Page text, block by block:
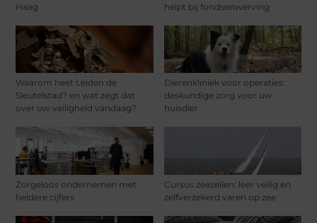
Haag
helpt bij fondsenwerving
Waarom heet Leiden de
Sleutelstad? en wat zegt dat
over uw veiligheid vandaag?
Dierenkliniek voor operaties:
deskundige zorg voor uw
huisdier
Zorgeloos ondernemen met
heldere cijfers
Cursus zeezeilen: leer veilig en
zelfverzekerd varen op zee